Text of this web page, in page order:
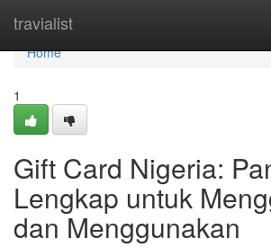
travialist
Home
Home
1
Gift Card Nigeria:
Lengkap untuk
dan Menggunakan